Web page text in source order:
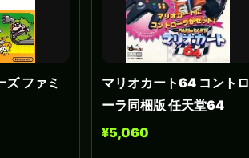
ズ ファミ
マリオカート64 コントロ
ーラ同梱版 任天堂64
¥5,060